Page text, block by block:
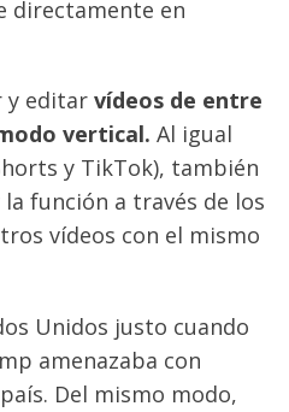
directamente en
y editar vídeos de entre
vertical. Al igual
y TikTok), también
función a través de los
vídeos con el mismo
Unidos justo cuando
amenazaba con
Del mismo modo,